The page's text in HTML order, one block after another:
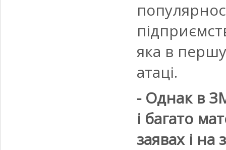
яка в
атаці.
- Однак в
і багато
заявах і на